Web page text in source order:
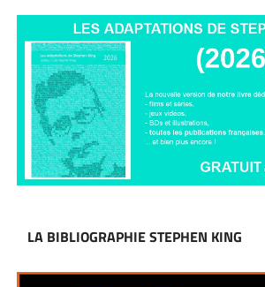
LA BIBLIOGRAPHIE STEPHEN KING